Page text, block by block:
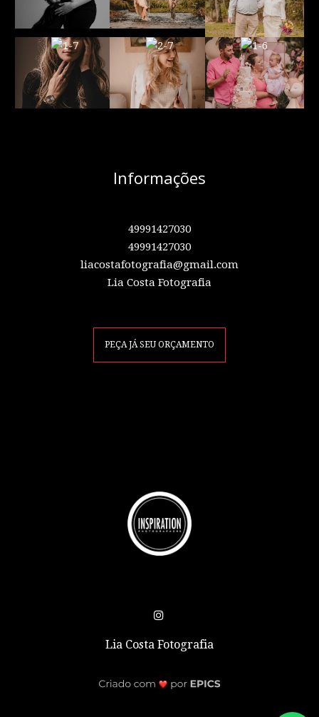
Informações
49991427030
49991427030
liacostafotografia@gmail.com
Lia Costa Fotografia
PEÇA JÁ SEU ORÇAMENTO
Lia Costa Fotografia